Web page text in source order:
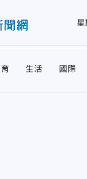
星
生活 國際